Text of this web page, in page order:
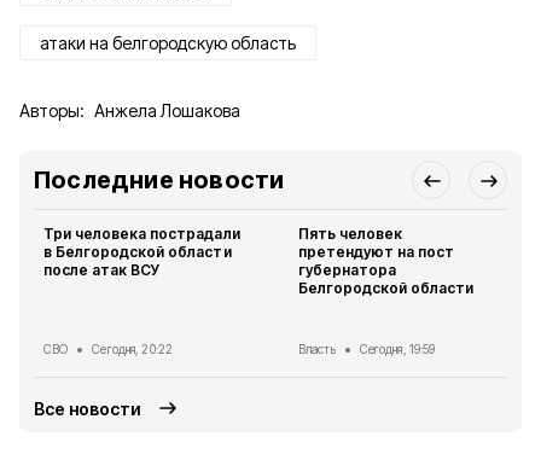
атаки на белгородскую область
Авторы: Анжела Лошакова
Последние новости
Три человека пострадали
в Белгородской области
после атак ВСУ
СВО Сегодня, 20:22
Пять человек
претендуют на пост
губернатора
Белгородской области
Власть Сегодня, 19:59
Все новости